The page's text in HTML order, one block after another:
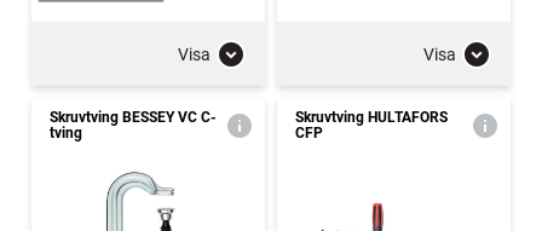
Visa Visa
Skruvtving BESSEY VC C-
tving
Skruvtving HULTAFORS
CFP